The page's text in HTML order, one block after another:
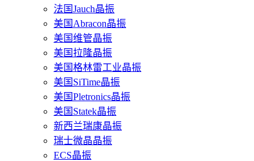
法国Jauch晶振
美国Abracon晶振
美国维管晶振
美国拉隆晶振
美国格林雷工业晶振
美国SiTime晶振
美国Pletronics晶振
美国Statek晶振
新西兰瑞康晶振
瑞士微晶晶振
ECS晶振